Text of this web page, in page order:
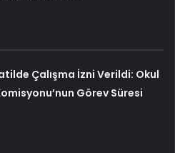
Çalışma İzni Verildi: Okul
Görev Süresi